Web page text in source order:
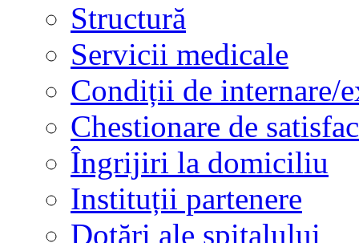
Structură
Servicii medicale
Condiții de internare/
Chestionare de
Îngrijiri la domiciliu
Instituții partenere
Dotări ale spitalului